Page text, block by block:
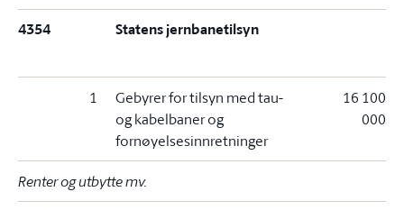
4354 Statens jernbanetilsyn
1
Gebyrer for tilsyn med tau-
og kabelbaner og
fornøyelsesinnretninger
16 100
000
Renter og utbytte mv.